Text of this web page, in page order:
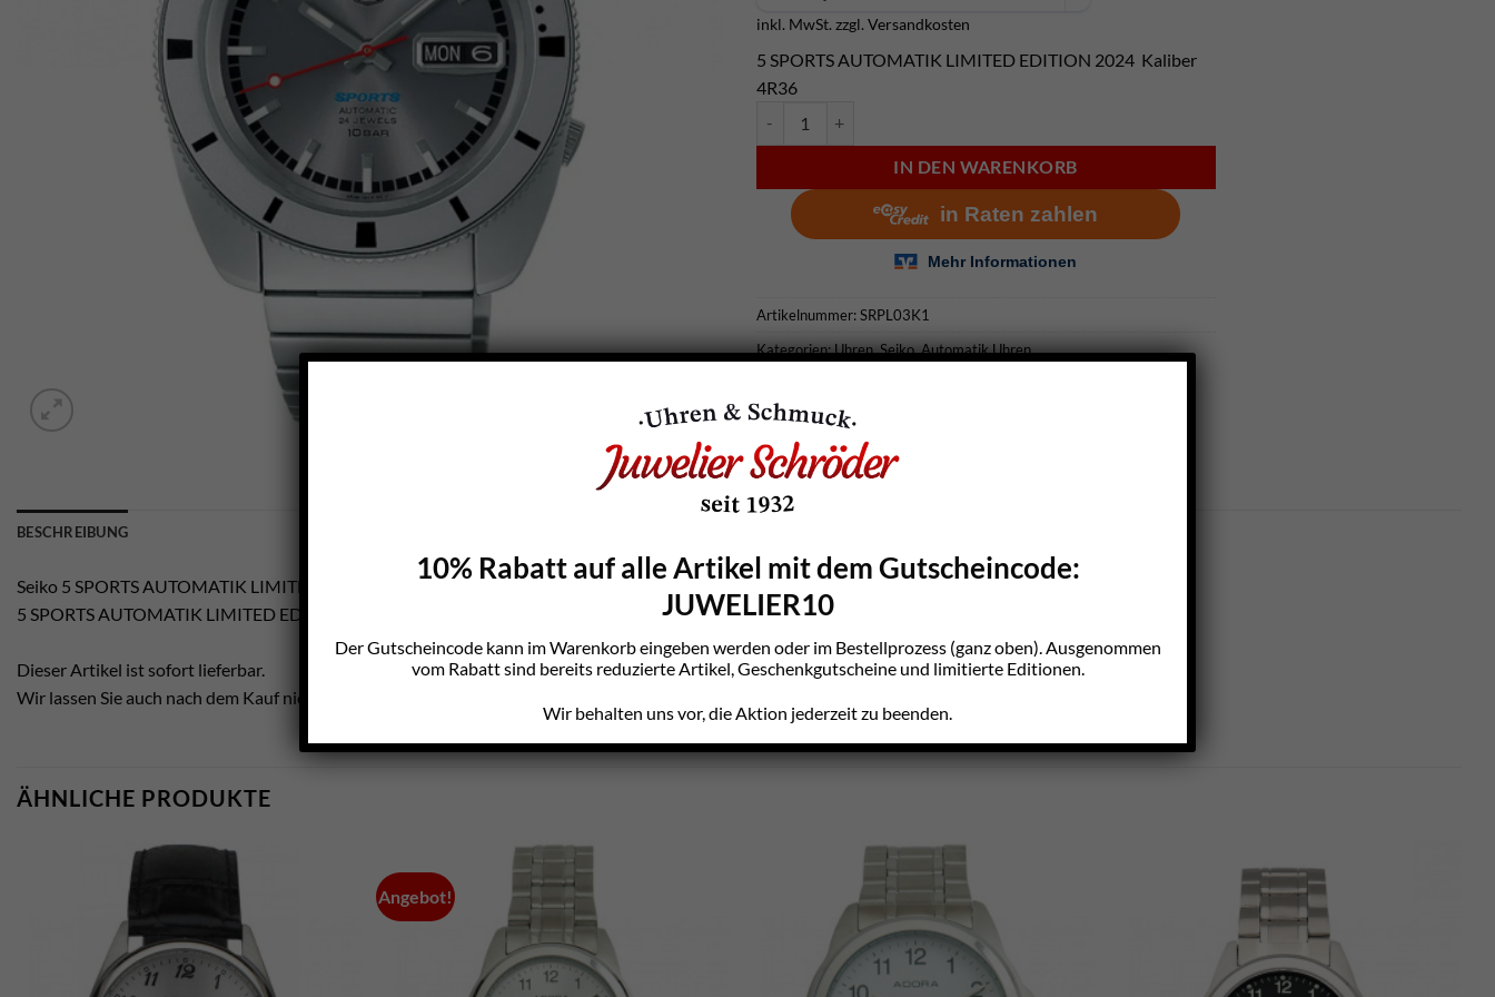
inkl. MwSt. zzgl. Versandkosten
5 SPORTS AUTOMATIK LIMITED EDITION 2024 Kaliber
4R36
IN DEN WARENKORB
Artikelnummer:SRPL03K1
Kategorien:Uhren,Seiko,Automatik Uhren
BESCHREIBUNG
Seiko 5 SPORTS AUTOMATIK LIMITED EDITION 2024 – SRPL03K1
5 SPORTS AUTOMATIK LIMITED EDITION 2024 Kaliber 4R36
Dieser Artikel ist sofort lieferbar.
Wir lassen Sie auch nach dem Kauf nicht im Regen stehen.
ÄHNLICHE PRODUKTE
Angebot!
10% Rabatt auf alle Artikel mit dem Gutscheincode:
JUWELIER10
Der Gutscheincode kann im Warenkorb eingeben werden oder im Bestellprozess (ganz oben). Ausgenommen
vom Rabatt sind bereits reduzierte Artikel, Geschenkgutscheine und limitierte Editionen.
Wir behalten uns vor, die Aktion jederzeit zu beenden.